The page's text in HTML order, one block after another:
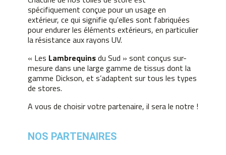
spécifiquement conçue pour un usage en
extérieur, ce qui signifie qu'elles sont fabriquées
pour endurer les éléments extérieurs, en particulier
la résistance aux rayons UV.
« Les Lambrequinsdu Sud » sont conçus sur-
mesure dans une large gamme de tissus dont la
gamme Dickson, et s’adaptent sur tous les types
de stores.
A vous de choisir votre partenaire, il sera le notre !
NOS PARTENAIRES